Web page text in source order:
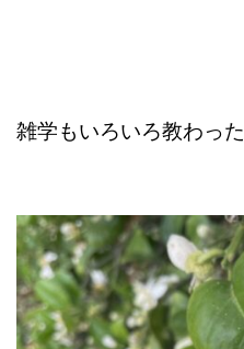
雑学もいろいろ教わった